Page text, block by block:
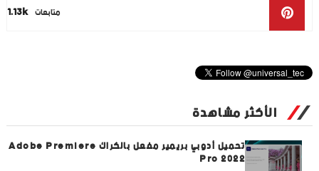
1.13k متابعات
الأكثر مشاهدة
تحميل أدوبي بريمير مفعل بالكراك Adobe Premiere
Pro 2022